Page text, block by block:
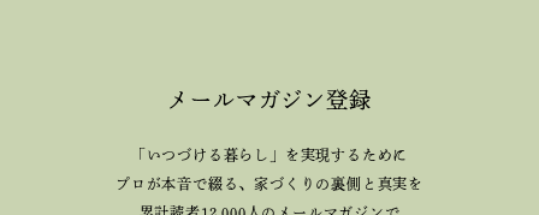
メールマガジン登録
「いつづける暮らし」を実現するために
プロが本音で綴る、家づくりの裏側と真実を